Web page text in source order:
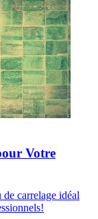
Votre
carrelage idéal